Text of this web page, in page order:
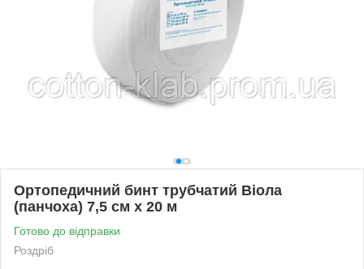
Ортопедичний бинт трубчатий Віола
(панчоха) 7,5 см х 20 м
Готово до відправки
Роздріб